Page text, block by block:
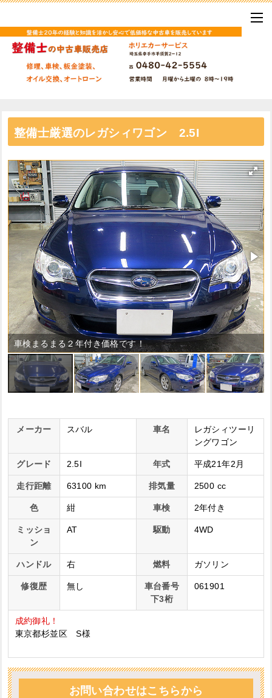
整備士厳選のレガシィワゴン 2.5I
車検まるまる２年付き価格です！
メーカー スバル 車名
レガシィツーリ
ングワゴン
グレード 2.5I 年式 平成21年2月
走行距離 63100 km 排気量 2500 cc
色 紺 車検 2年付き
ミッショ
ン
AT 駆動 4WD
ハンドル 右 燃料 ガソリン
修復歴 無し
車台番号
下3桁
061901
成約御礼！
東京都杉並区 S様
お問い合わせはこちらから